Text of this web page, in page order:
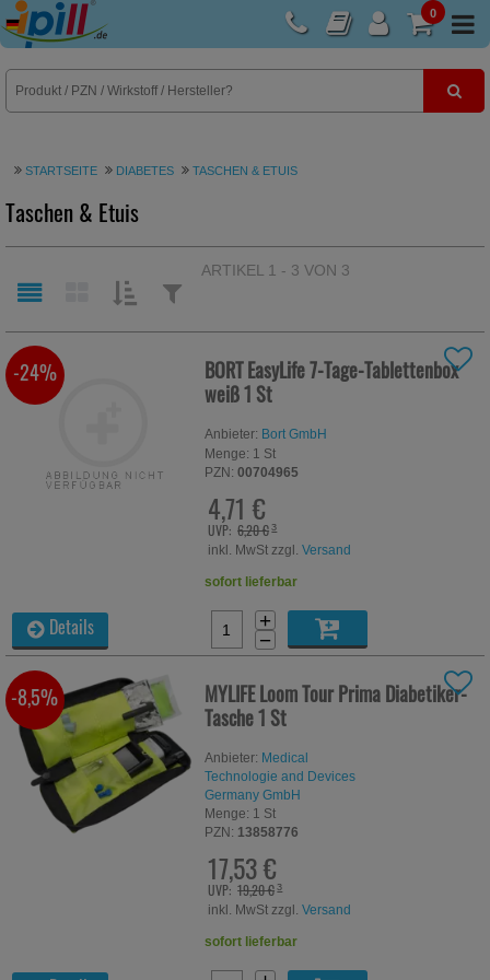
0
E-Rezept
STARTSEITE DIABETES TASCHEN & ETUIS
Taschen & Etuis
SORTIEREN
FILTERN
ARTIKEL 1 - 3 VON 3
BORT EasyLife 7-Tage-Tablettenbox
weiß1 St
Anbieter: Bort GmbH
Menge: 1 St
PZN: 00704965
4,71 €
UVP: 6,20 €³
inkl. MwSt zzgl.Versand
-24%
sofort lieferbar
+
−
Details
MYLIFE Loom Tour Prima Diabetiker-
Tasche1 St
Anbieter: Medical
Technologie and Devices
Germany GmbH
Menge: 1 St
PZN: 13858776
17,53 €
UVP: 19,20 €³
inkl. MwSt zzgl.Versand
-8,5%
sofort lieferbar